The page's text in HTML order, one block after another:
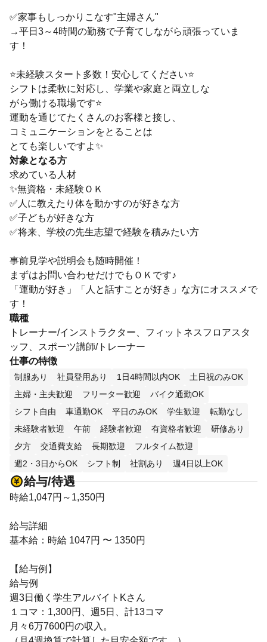
✅家事もしっかりこなす"主婦さん"
→平日3～4時間の勤務で子育てしながら頑張っていま
す！
⭐未経験スタート多数！安心してください⭐
シフトは柔軟に対応し、学業や家庭と両立しな
がら働ける職場です⭐
運動を通じてたくさんのお客様と接し、
コミュニケーションをとることは
とても楽しいですよ✨
対象となる方
求めている人材
✨無資格・未経験ＯＫ
✅人に教えたり体を動かすのが好きな方
✅子どもが好きな方
✅将来、学校の先生志望で経験を積みたい方
事前見学や説明会も随時開催！
まずはお問い合わせだけでもＯＫです♪
「運動が好き」「人と話すことが好き」な方にオススメで
す！
職種
トレーナー/インストラクター、フィットネスフロアスタ
ッフ、スポーツ講師/トレーナー
仕事の特徴
制服あり 社員登用あり 1日4時間以内OK
土日祝のみOK
主婦・主夫歓迎
フリーター歓迎
バイク通勤OK
シフト自由
車通勤OK 平日のみOK 学生歓迎
転勤なし
未経験者歓迎
午前 経験者歓迎 有資格者歓迎
研修あり
夕方
交通費支給 長期歓迎
フルタイム歓迎
週2・3日からOK
シフト制 社割あり 週4日以上OK
給与/待遇
時給1,047円～1,350円
給与詳細
基本給：時給 1047円 〜 1350円
【給与例】
給与例
週3日働く学生アルバイトKさん
１コマ：1,300円、週5日、計13コマ
月々6万7600円の収入。